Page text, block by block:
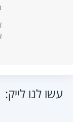
עשו לנו לייק: